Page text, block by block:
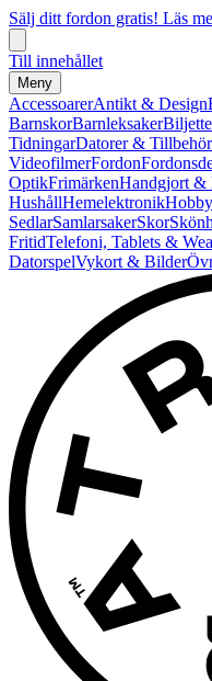
Sälj ditt fordon gratis! Läs
Till innehållet
Meny
AccessoarerAntikt & Design
BarnskorBarnleksaker
TidningarDatorer & Tillbehör
VideofilmerFordon
OptikFrimärkenHandgjort &
HushållHemelektronikHobby
SedlarSamlarsakerSkor
FritidTelefoni, Tablets &
DatorspelVykort & Bilder